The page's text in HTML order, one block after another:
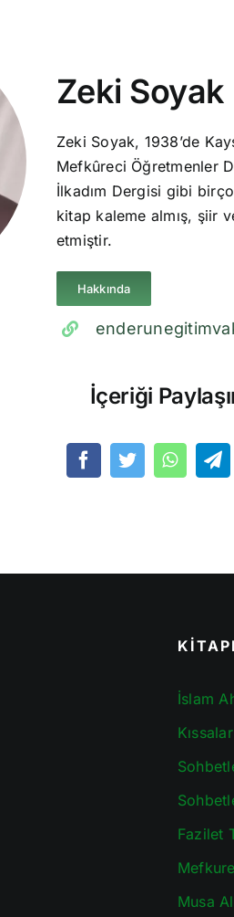
Zeki Soyak
Zeki Soyak, 1938’de
Mefkûreci Öğretmenler
İlkadım Dergisi gibi
kitap kaleme almış, şiir
etmiştir.
Hakkında
İçeriği
İslam
Fazilet
Mefkure
Musa